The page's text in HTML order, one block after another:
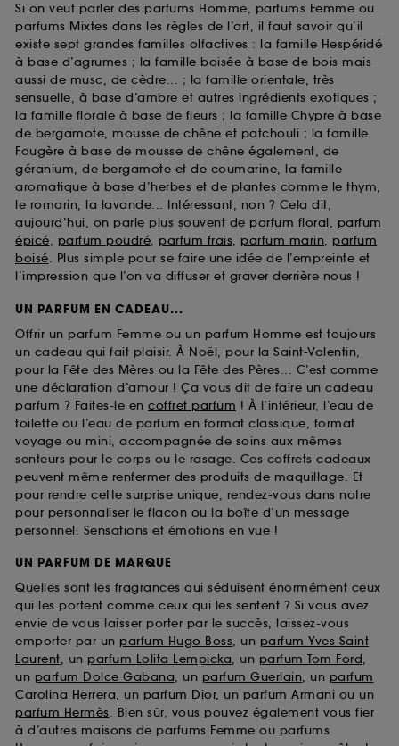
Si on veut parler des parfums Homme, parfums Femme ou
parfums Mixtes dans les règles de l’art, il faut savoir qu’il
existe sept grandes familles olfactives : la famille Hespéridé
à base d’agrumes ; la famille boisée à base de bois mais
aussi de musc, de cèdre... ; la famille orientale, très
sensuelle, à base d’ambre et autres ingrédients exotiques ;
la famille florale à base de fleurs ; la famille Chypre à base
de bergamote, mousse de chêne et patchouli ; la famille
Fougère à base de mousse de chêne également, de
géranium, de bergamote et de coumarine, la famille
aromatique à base d’herbes et de plantes comme le thym,
le romarin, la lavande... Intéressant, non ? Cela dit,
aujourd’hui, on parle plus souvent de parfum floral, parfum
épicé, parfum poudré, parfum frais, parfum marin, parfum
boisé. Plus simple pour se faire une idée de l’empreinte et
l’impression que l’on va diffuser et graver derrière nous !
UN PARFUM EN CADEAU...
Offrir un parfum Femme ou un parfum Homme est toujours
un cadeau qui fait plaisir. À Noël, pour la Saint-Valentin,
pour la Fête des Mères ou la Fête des Pères... C’est comme
une déclaration d’amour ! Ça vous dit de faire un cadeau
parfum ? Faites-le en coffret parfum ! À l’intérieur, l’eau de
toilette ou l’eau de parfum en format classique, format
voyage ou mini, accompagnée de soins aux mêmes
senteurs pour le corps ou le rasage. Ces coffrets cadeaux
peuvent même renfermer des produits de maquillage. Et
pour rendre cette surprise unique, rendez-vous dans notre
pour personnaliser le flacon ou la boîte d’un message
personnel. Sensations et émotions en vue !
UN PARFUM DE MARQUE
Quelles sont les fragrances qui séduisent énormément ceux
qui les portent comme ceux qui les sentent ? Si vous avez
envie de vous laisser porter par le succès, laissez-vous
emporter par un parfum Hugo Boss, un parfum Yves Saint
Laurent, un parfum Lolita Lempicka, un parfum Tom Ford,
un parfum Dolce Gabana, un parfum Guerlain, un parfum
Carolina Herrera, un parfum Dior, un parfum Armani ou un
parfum Hermès. Bien sûr, vous pouvez également vous fier
à d’autres maisons de parfums Femme ou parfums